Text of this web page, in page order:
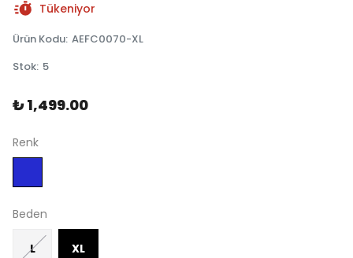
Tükeniyor
Ürün Kodu: AEFC0070-XL
Stok: 5
₺ 1,499.00
Renk
Beden
L XL